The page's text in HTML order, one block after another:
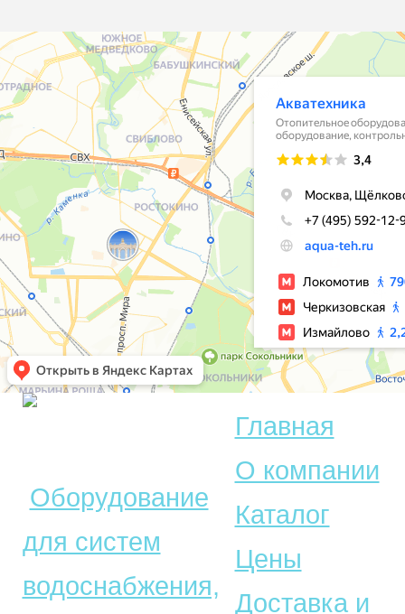
Оборудование
для систем
водоснабжения,
Главная
О компании
Каталог
Цены
Доставка и